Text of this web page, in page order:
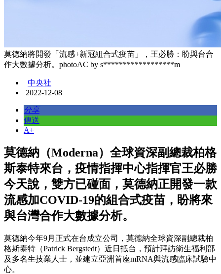
莫德納將開發「流感+新冠組合式疫苗」，王必勝：盼與台合
作大數據分析。photoAC by s******************m
中央社
2022-12-08
分享
傳送
A+
莫德納（Moderna）全球資深副總裁柏格
斯泰特來台，疫情指揮中心指揮官王必勝
今天說，雙方已碰面，莫德納正開發一款
流感加COVID-19的組合式疫苗，盼將來
與台灣合作大數據分析。
莫德納今年9月正式在台成立公司，莫德納全球資深副總裁柏
格斯泰特（Patrick Bergstedt）近日抵台，預計拜訪衛生福利部
及多名生技業人士，並建立亞洲首座mRNA與流感臨床試驗中
心。